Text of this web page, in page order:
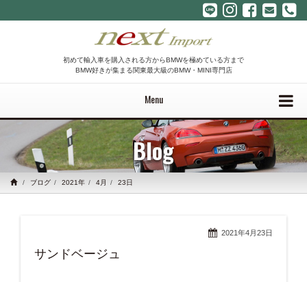
初めて輸入車を購入される方からBMWを極めている方まで
BMW好きが集まる関東最大級のBMW・MINI専門店
Menu
Blog
ブログ 2021年 4月 23日
2021年4月23日
サンドベージュ